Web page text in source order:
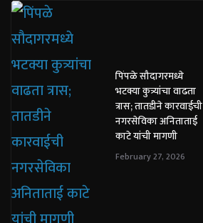
पिंपळे सौदागरमध्ये
भटक्या कुत्र्यांचा वाढता
त्रास; तातडीने कारवाईची
नगरसेविका अनिताताई
काटे यांची मागणी
February 27, 2026